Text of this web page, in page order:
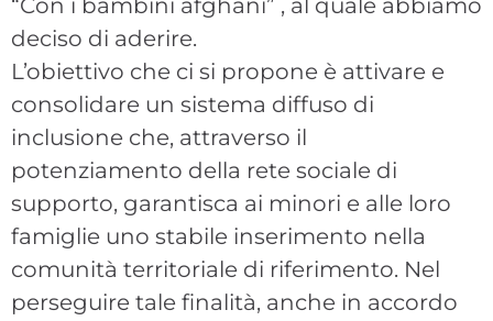
“Con i bambini afghani” , al quale abbiamo
deciso di aderire.
L’obiettivo che ci si propone è attivare e
consolidare un sistema diffuso di
inclusione che, attraverso il
potenziamento della rete sociale di
supporto, garantisca ai minori e alle loro
famiglie uno stabile inserimento nella
comunità territoriale di riferimento. Nel
perseguire tale finalità, anche in accordo